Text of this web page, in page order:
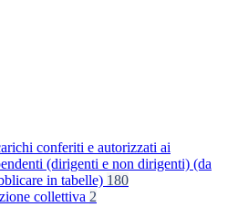
conferiti e autorizzati ai
(dirigenti e non dirigenti) (da
in tabelle) 180
collettiva 2